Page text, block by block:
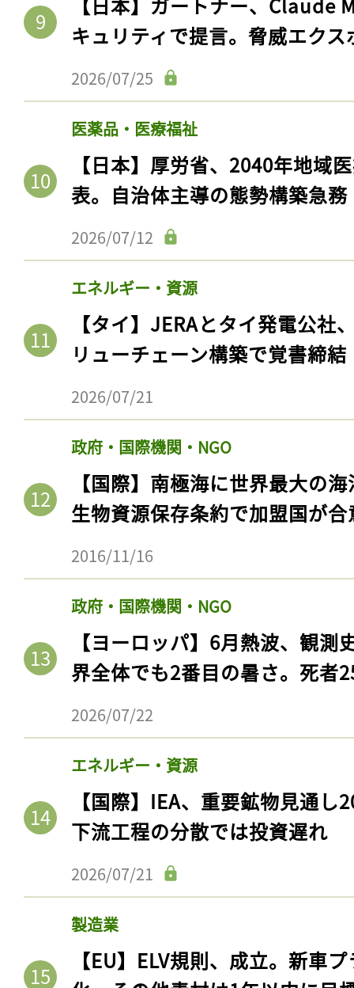
キュリティで提言。脅威エク
2026/07/25
医薬品・医療福祉
【日本】厚労省、2040年地域
表。自治体主導の態勢構築急務
2026/07/12
エネルギー・資源
【タイ】JERAとタイ発電公社
リューチェーン構築で覚書締結
2026/07/21
政府・国際機関・NGO
【国際】南極海に世界最大の
生物資源保存条約で加盟国が合
2016/11/16
政府・国際機関・NGO
【ヨーロッパ】6月熱波、観
界全体でも2番目の暑さ。死者
2026/07/22
エネルギー・資源
【国際】IEA、重要鉱物見通
下流工程の分散では投資遅れ
2026/07/21
製造業
【EU】ELV規則、成立。新車
記事をお気に入りに